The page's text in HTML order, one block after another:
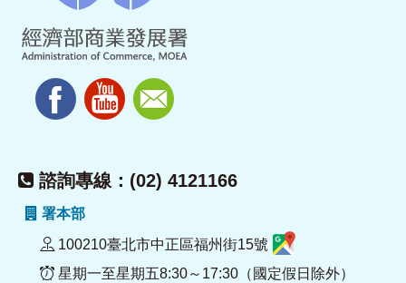
諮詢專線：(02) 4121166
署本部
100210臺北市中正區福州街15號
星期一至星期五8:30～17:30（國定假日除外）